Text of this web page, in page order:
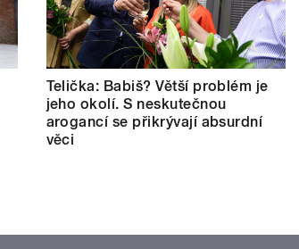
Telička: Babiš? Větší problém je
jeho okolí. S neskutečnou
arogancí se přikrývají absurdní
věci